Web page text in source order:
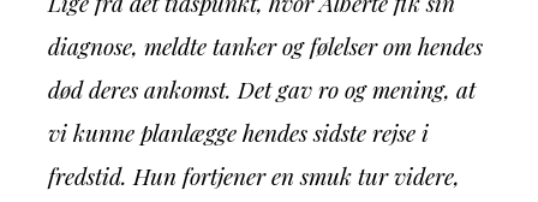
diagnose, meldte tanker og følelser om hendes
død deres ankomst. Det gav ro og mening, at
vi kunne planlægge hendes sidste rejse i
fredstid. Hun fortjener en smuk tur videre,